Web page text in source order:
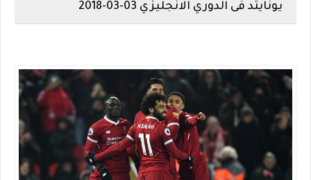
يونايتد فى الدوري الانجليزي 03-03-2018